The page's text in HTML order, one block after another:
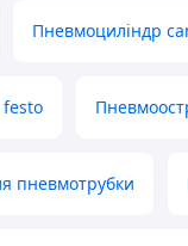
Пневмоциліндр
пневмотрубки